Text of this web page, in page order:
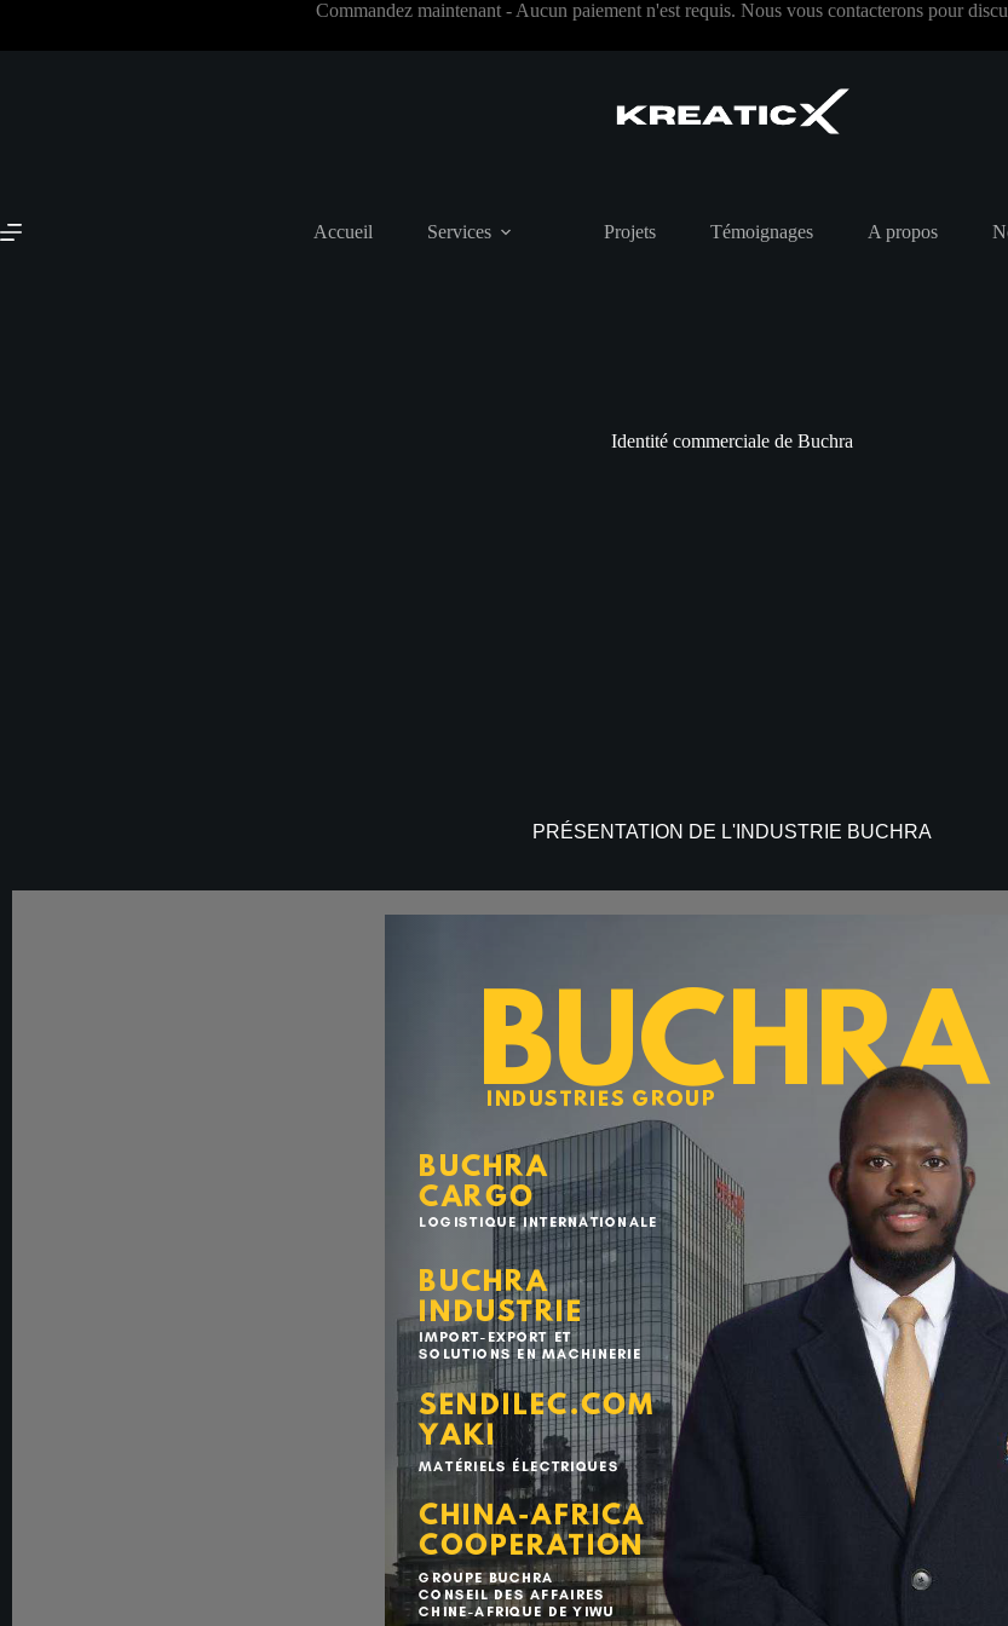
Commandez maintenant - Aucun paiement n'est requis. Nous vous contacterons pour
Accueil Services Projets Témoignages A propos
Identité commerciale de Buchra
PRÉSENTATION DE L'INDUSTRIE BUCHRA